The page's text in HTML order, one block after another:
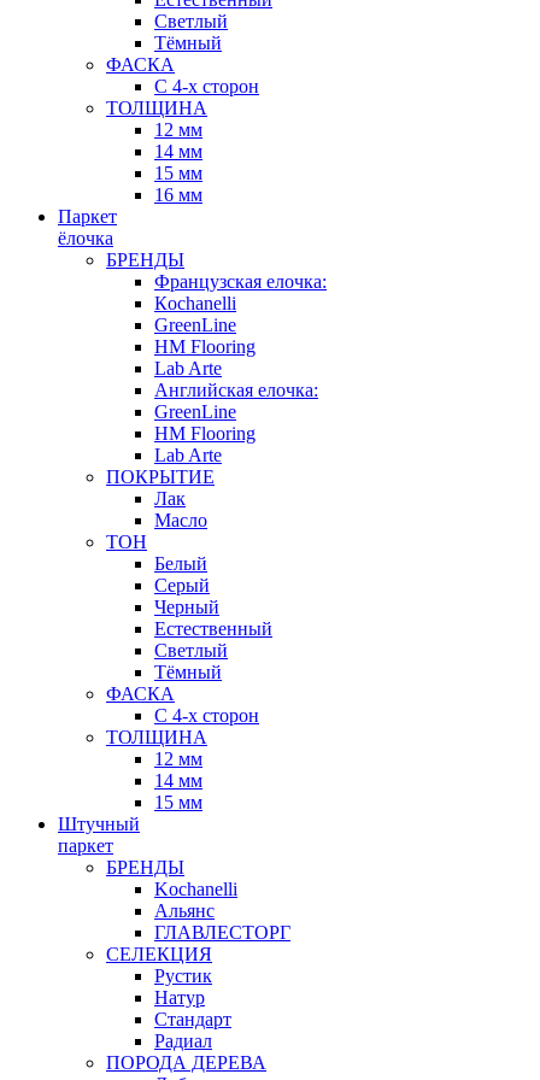
Светлый
Тёмный
ФАСКА
С 4-х сторон
ТОЛЩИНА
12 мм
14 мм
15 мм
16 мм
Паркет
ёлочка
БРЕНДЫ
Французская елочка:
Кochanelli
GreenLine
HM Flooring
Lab Arte
Английская елочка:
GreenLine
HM Flooring
Lab Arte
ПОКРЫТИЕ
Лак
Масло
ТОН
Белый
Серый
Черный
Естественный
Светлый
Тёмный
ФАСКА
С 4-х сторон
ТОЛЩИНА
12 мм
14 мм
15 мм
Штучный
паркет
БРЕНДЫ
Kochanelli
Альянс
ГЛАВЛЕСТОРГ
СЕЛЕКЦИЯ
Рустик
Натур
Стандарт
Радиал
ПОРОДА ДЕРЕВА